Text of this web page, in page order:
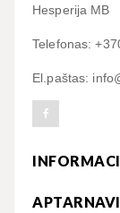
Hesperija MB
Telefonas:
El.paštas: